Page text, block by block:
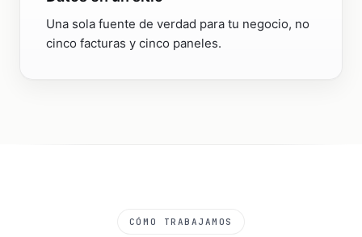
Una sola fuente de verdad para tu negocio, no
cinco facturas y cinco paneles.
CÓMO TRABAJAMOS